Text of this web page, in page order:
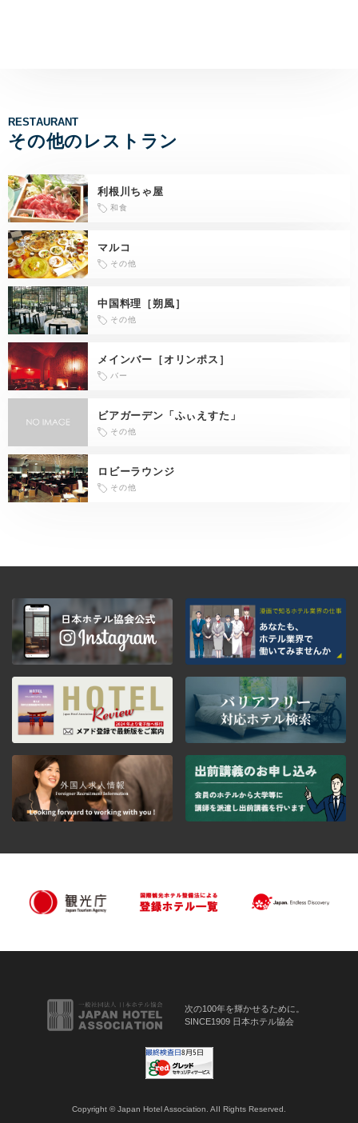
RESTAURANT
その他のレストラン
利根川ちゃ屋
和食
マルコ
その他
中国料理［朔風］
その他
メインバー［オリンポス］
バー
ビアガーデン「ふぃえすた」
その他
ロビーラウンジ
その他
次の100年を輝かせるために。
SINCE1909 日本ホテル協会
Copyright © Japan Hotel Association. AII Rights Reserved.